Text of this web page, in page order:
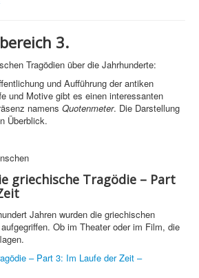
3.
Tragödien über die Jahrhunderte:
und Aufführung der antiken
und Motive gibt es einen interessanten
namens Quotenmeter. Die Darstellung
Überblick.
griechische Tragödie – Part
Jahren wurden die griechischen
Ob im Theater oder im Film, die
– Part 3: Im Laufe der Zeit –